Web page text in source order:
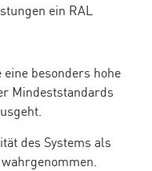
ein RAL
besonders hohe
Mindeststandards
des Systems als